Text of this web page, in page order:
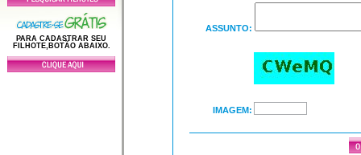
PARA CADASTRAR SEU
FILHOTE,BOTÃO ABAIXO.
ASSUNTO:
IMAGEM: